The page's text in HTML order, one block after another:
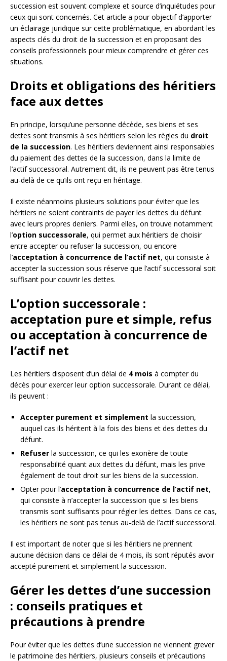
succession est souvent complexe et source d’inquiétudes pour
ceux qui sont concernés. Cet article a pour objectif d’apporter
un éclairage juridique sur cette problématique, en abordant les
aspects clés du droit de la succession et en proposant des
conseils professionnels pour mieux comprendre et gérer ces
situations.
Droits et obligations des héritiers
face aux dettes
En principe, lorsqu’une personne décède, ses biens et ses
dettes sont transmis à ses héritiers selon les règles du droit
de la succession. Les héritiers deviennent ainsi responsables
du paiement des dettes de la succession, dans la limite de
l’actif successoral. Autrement dit, ils ne peuvent pas être tenus
au-delà de ce qu’ils ont reçu en héritage.
Il existe néanmoins plusieurs solutions pour éviter que les
héritiers ne soient contraints de payer les dettes du défunt
avec leurs propres deniers. Parmi elles, on trouve notamment
l’option successorale, qui permet aux héritiers de choisir
entre accepter ou refuser la succession, ou encore
l’acceptation à concurrence de l’actif net, qui consiste à
accepter la succession sous réserve que l’actif successoral soit
suffisant pour couvrir les dettes.
L’option successorale :
acceptation pure et simple, refus
ou acceptation à concurrence de
l’actif net
Les héritiers disposent d’un délai de 4 mois à compter du
décès pour exercer leur option successorale. Durant ce délai,
ils peuvent :
Accepter purement et simplement la succession,
auquel cas ils héritent à la fois des biens et des dettes du
défunt.
Refuser la succession, ce qui les exonère de toute
responsabilité quant aux dettes du défunt, mais les prive
également de tout droit sur les biens de la succession.
Opter pour l’acceptation à concurrence de l’actif net,
qui consiste à n’accepter la succession que si les biens
transmis sont suffisants pour régler les dettes. Dans ce cas,
les héritiers ne sont pas tenus au-delà de l’actif successoral.
Il est important de noter que si les héritiers ne prennent
aucune décision dans ce délai de 4 mois, ils sont réputés avoir
accepté purement et simplement la succession.
Gérer les dettes d’une succession
: conseils pratiques et
précautions à prendre
Pour éviter que les dettes d’une succession ne viennent grever
le patrimoine des héritiers, plusieurs conseils et précautions